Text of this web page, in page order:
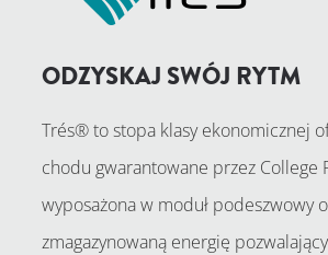
ODZYSKAJ SWÓJ RYTM
Trés® to stopa klasy ekonomicznej
chodu gwarantowane przez College
wyposażona w moduł podeszwowy
zmagazynowaną energię